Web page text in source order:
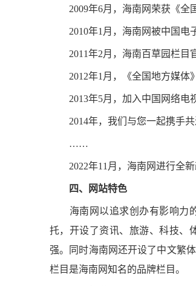
2009年6月，海南网荣获《全
2010年1月，海南网被中国电子
2011年2月，海南百草园栏目
2012年1月，《全国地方媒体
2013年5月，加入中国网络电
2014年，我们与您一起携手共
……
2022年11月，海南网进行全新
四、网站特色
海南网以追求创办有影响力的
托，开设了资讯、旅游、科技、
强。同时海南网还开设了中文繁
栏目是海南网知名的品牌栏目。